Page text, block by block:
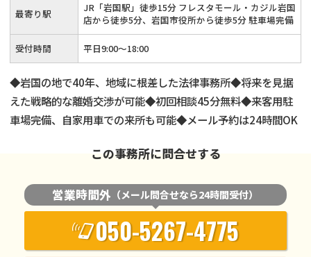
最寄り駅
JR「岩国駅」徒歩15分 フレスタモール・カジル岩国
店から徒歩5分、岩国市役所から徒歩5分 駐車場完備
受付時間 平日9:00〜18:00
◆岩国の地で40年、地域に根差した法律事務所◆将来を見据
えた戦略的な離婚交渉が可能◆初回相談45分無料◆来客用駐
車場完備、自家用車での来所も可能◆メール予約は24時間OK
この事務所に問合せする
営業時間外 （メール問合せなら24時間受付）
050-5267-4775